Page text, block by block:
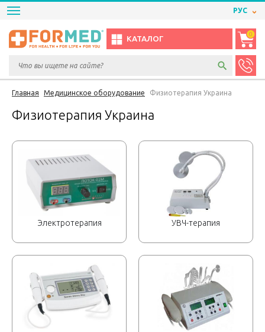
РУС
КАТАЛОГ
0
Главная Медицинское оборудование Физиотерапия Украина
Физиотерапия Украина
Электротерапия УВЧ-терапия